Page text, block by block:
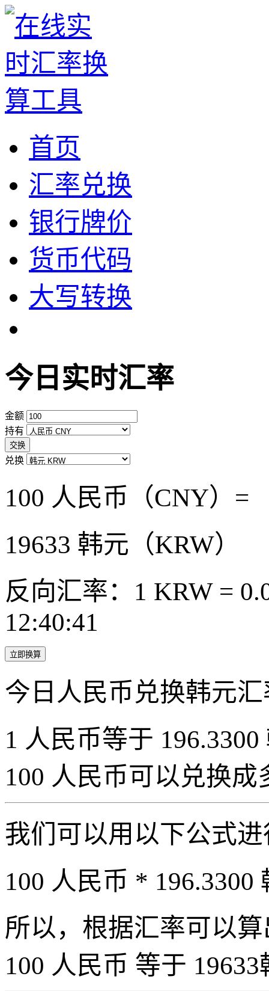
首页
汇率兑换
银行牌价
货币代码
大写转换
今日实时汇率
金额
持有
交换
兑换
100 人民币（CNY）=
19633 韩元（KRW）
反向汇率：1 KRW =
12:40:41
立即换算
今日人民币兑换韩元
1 人民币等于
100 人民币可以兑换成
我们可以用以下公式
100 人民币 * 196.3300
所以，根据汇率可以
100 人民币 等于